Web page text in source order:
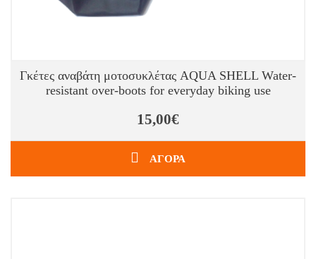
Γκέτες αναβάτη μοτοσυκλέτας AQUA SHELL Water-
resistant over-boots for everyday biking use
15,00€
ΑΓΟΡΑ